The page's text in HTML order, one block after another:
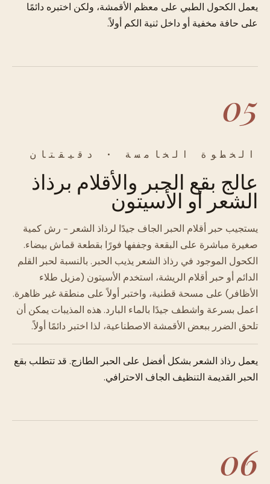
يعمل الكحول الطبي على معظم الأقمشة، ولكن اختبره دائمًا
على حافة مخفية أو داخل ثنية الكم أولاً.
05
الخطوة الخامسة · دقيقتان
عالج بقع الحبر والأقلام برذاذ
الشعر أو الأسيتون
يستجيب حبر أقلام الحبر الجاف جيدًا لرذاذ الشعر - رش كمية
صغيرة مباشرة على البقعة وجففها فورًا بقطعة قماش بيضاء.
الكحول الموجود في رذاذ الشعر يذيب الحبر. بالنسبة لحبر القلم
الدائم أو حبر أقلام الريشة، استخدم الأسيتون (مزيل طلاء
الأظافر) على مسحة قطنية، واختبر أولاً على منطقة غير ظاهرة.
اعمل بسرعة واشطف جيدًا بالماء البارد. هذه المذيبات يمكن أن
تلحق الضرر ببعض الأقمشة الاصطناعية، لذا اختبر دائمًا أولاً.
يعمل رذاذ الشعر بشكل أفضل على الحبر الطازج. قد تتطلب بقع
الحبر القديمة التنظيف الجاف الاحترافي.
06